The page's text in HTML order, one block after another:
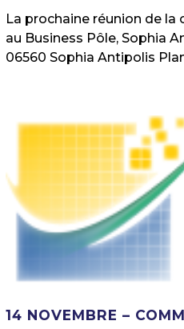
La prochaine réunion de la
au Business Pôle, Sophia
06560 Sophia Antipolis
14 NOVEMBRE –